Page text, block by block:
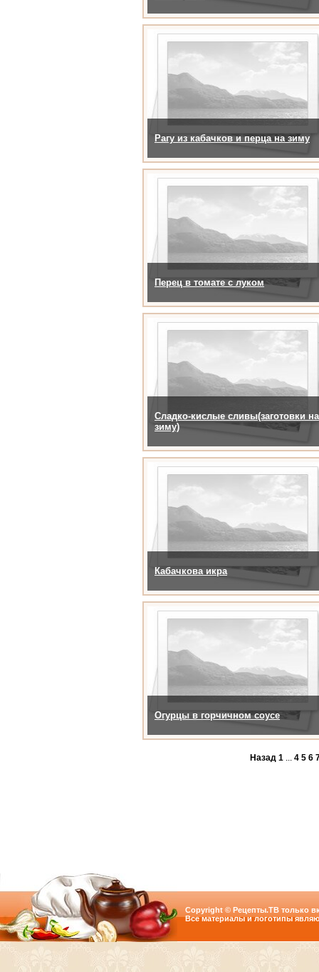
Рагу из кабачков и перца на зиму
Перец в томате с луком
Сладко-кислые сливы(заготовки на
зиму)
Кабачкова икра
Огурцы в горчичном соусе
Назад 1 ... 4 5 6
Copyright © Рецепты.ТВ только
Все материалы и логотипы